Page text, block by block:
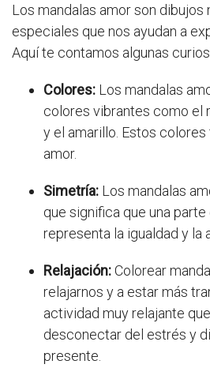
Los mandalas amor son dibujos
especiales que nos ayudan a
Aquí te contamos algunas
Colores: Los mandalas
colores vibrantes como el
y el amarillo. Estos
amor.
Simetría: Los mandalas
que significa que una parte
representa la igualdad y la
Relajación:Colorear
relajarnos y a estar más
actividad muy relajante
desconectar del estrés y
presente.